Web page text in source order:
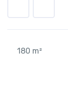
180 m²